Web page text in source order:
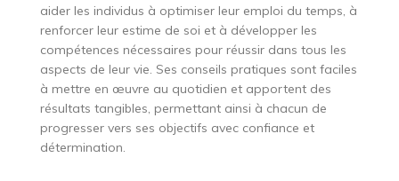
aider les individus à optimiser leur emploi du temps, à
renforcer leur estime de soi et à développer les
compétences nécessaires pour réussir dans tous les
aspects de leur vie. Ses conseils pratiques sont faciles
à mettre en œuvre au quotidien et apportent des
résultats tangibles, permettant ainsi à chacun de
progresser vers ses objectifs avec confiance et
détermination.